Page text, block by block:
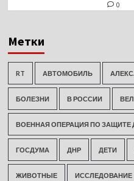
0
Метки
RT АВТОМОБИЛЬ
БОЛЕЗНИ В РОССИИ
ВОЕННАЯ ОПЕРАЦИЯ ПО ЗАЩИТЕ
ГОСДУМА ДНР ДЕТИ
ЖИВОТНЫЕ ИССЛЕДОВАНИЕ